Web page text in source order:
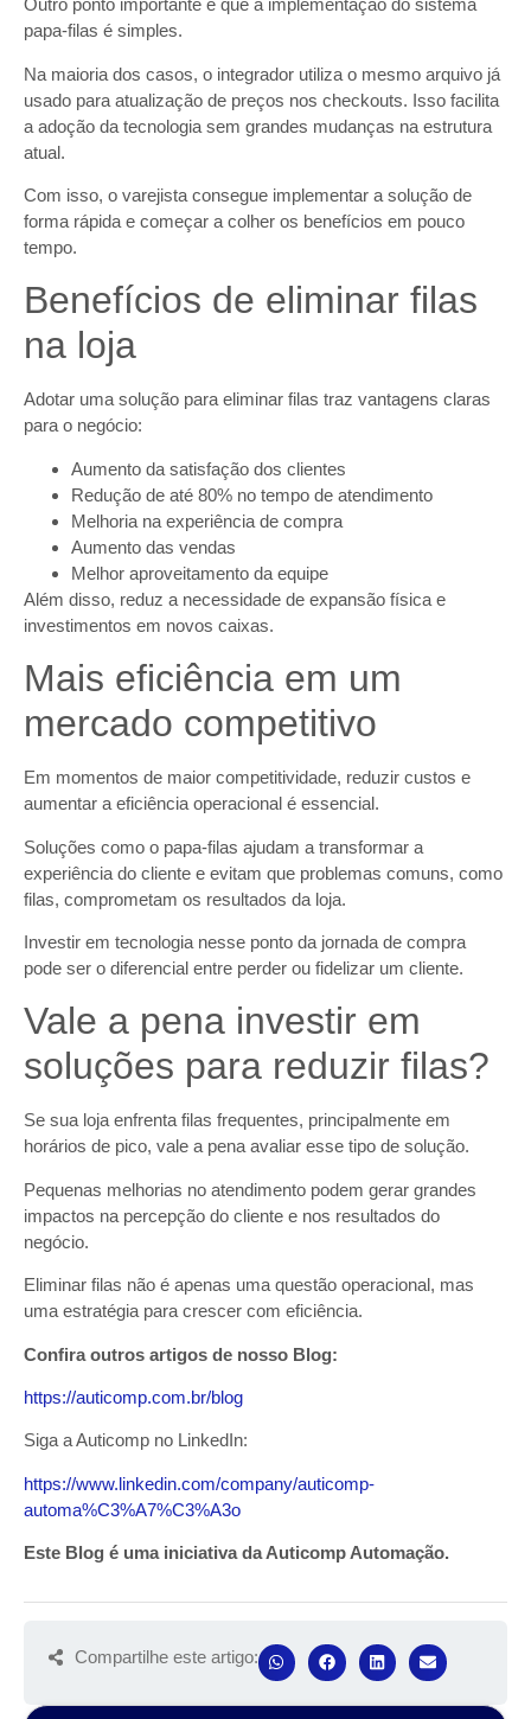
Outro ponto importante é que a implementação do sistema
papa-filas é simples.
Na maioria dos casos, o integrador utiliza o mesmo arquivo já
usado para atualização de preços nos checkouts. Isso facilita
a adoção da tecnologia sem grandes mudanças na estrutura
atual.
Com isso, o varejista consegue implementar a solução de
forma rápida e começar a colher os benefícios em pouco
tempo.
Benefícios de eliminar filas
na loja
Adotar uma solução para eliminar filas traz vantagens claras
para o negócio:
Aumento da satisfação dos clientes
Redução de até 80% no tempo de atendimento
Melhoria na experiência de compra
Aumento das vendas
Melhor aproveitamento da equipe
Além disso, reduz a necessidade de expansão física e
investimentos em novos caixas.
Mais eficiência em um
mercado competitivo
Em momentos de maior competitividade, reduzir custos e
aumentar a eficiência operacional é essencial.
Soluções como o papa-filas ajudam a transformar a
experiência do cliente e evitam que problemas comuns, como
filas, comprometam os resultados da loja.
Investir em tecnologia nesse ponto da jornada de compra
pode ser o diferencial entre perder ou fidelizar um cliente.
Vale a pena investir em
soluções para reduzir filas?
Se sua loja enfrenta filas frequentes, principalmente em
horários de pico, vale a pena avaliar esse tipo de solução.
Pequenas melhorias no atendimento podem gerar grandes
impactos na percepção do cliente e nos resultados do
negócio.
Eliminar filas não é apenas uma questão operacional, mas
uma estratégia para crescer com eficiência.
Confira outros artigos de nosso Blog:
https://auticomp.com.br/blog
Siga a Auticomp no LinkedIn:
https://www.linkedin.com/company/auticomp-
automa%C3%A7%C3%A3o
Este Blog é uma iniciativa da Auticomp Automação.
Compartilhe este artigo: